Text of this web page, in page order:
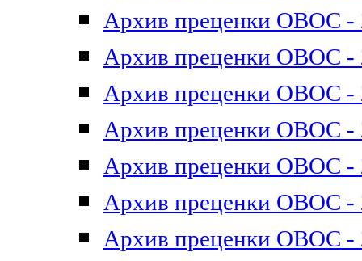
Архив преценки ОВОС -
Архив преценки ОВОС -
Архив преценки ОВОС -
Архив преценки ОВОС -
Архив преценки ОВОС -
Архив преценки ОВОС -
Архив преценки ОВОС -